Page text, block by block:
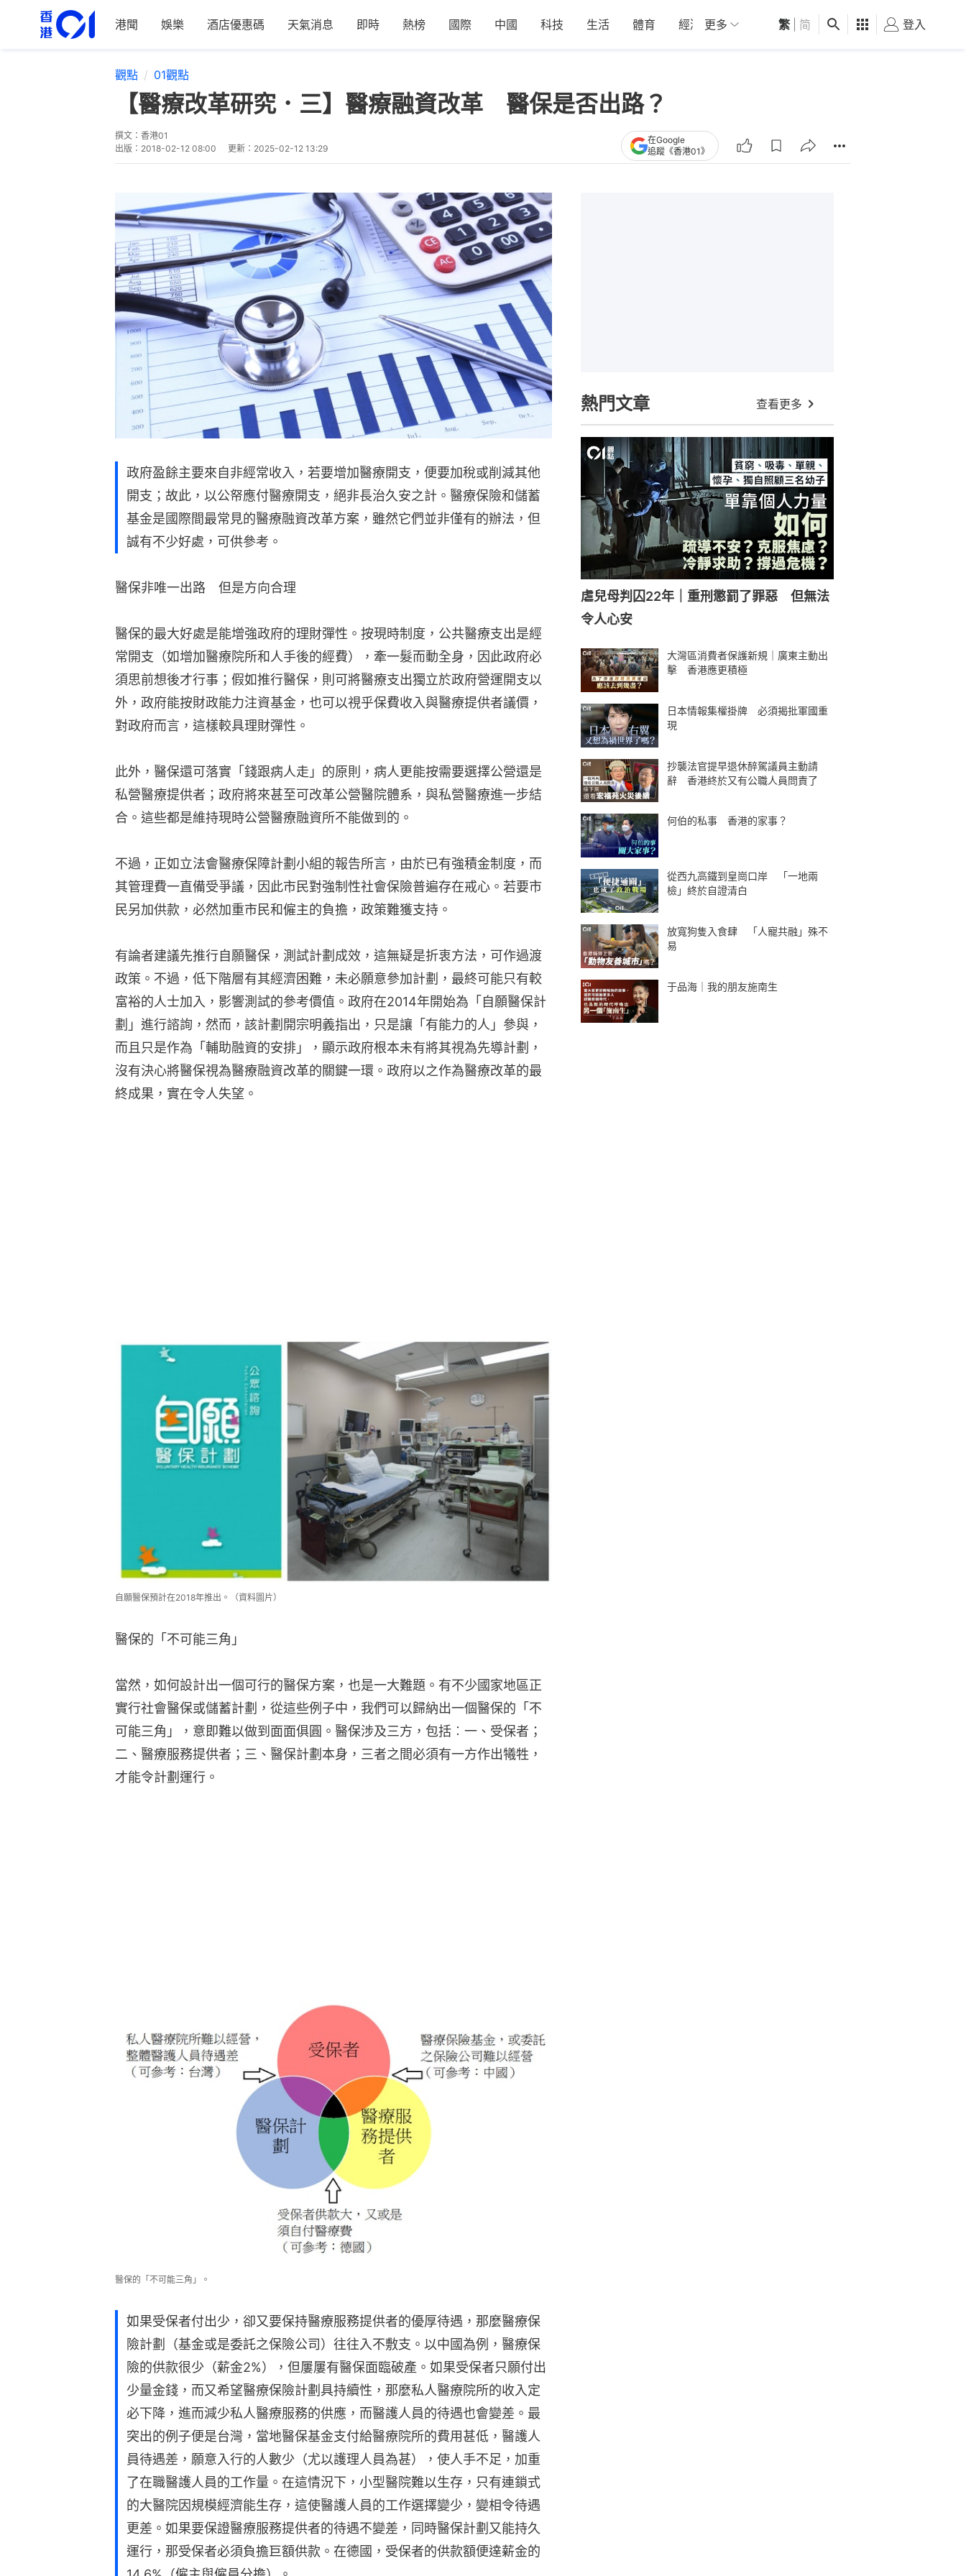
港聞 娛樂 酒店優惠碼 天氣消息 即時 熱榜 國際 中國 科技 生活 體育 經濟 01深圳 觀點 健康 好食玩飛
更多 繁 简 登入
觀點 01觀點
【醫療改革研究．三】醫療融資改革 醫保是否出路？
撰文： 香港01
出版： 2018-02-12 08:00 更新： 2025-02-12 13:29
在Google
追蹤《香港01》
政府盈餘主要來自非經常收入，若要增加醫療開支，便要加稅或削減其他
開支；故此，以公帑應付醫療開支，絕非長治久安之計。醫療保險和儲蓄
基金是國際間最常見的醫療融資改革方案，雖然它們並非僅有的辦法，但
誠有不少好處，可供參考。
醫保非唯一出路　但是方向合理
醫保的最大好處是能增強政府的理財彈性。按現時制度，公共醫療支出是經
常開支（如增加醫療院所和人手後的經費），牽一髮而動全身，因此政府必
須思前想後才行事；假如推行醫保，則可將醫療支出獨立於政府營運開支以
外，政府能按財政能力注資基金，也可以視乎保費收入與醫療提供者議價，
對政府而言，這樣較具理財彈性。
此外，醫保還可落實「錢跟病人走」的原則，病人更能按需要選擇公營還是
私營醫療提供者；政府將來甚至可改革公營醫院體系，與私營醫療進一步結
合。這些都是維持現時公營醫療融資所不能做到的。
不過，正如立法會醫療保障計劃小組的報告所言，由於已有強積金制度，而
其管理費一直備受爭議，因此市民對強制性社會保險普遍存在戒心。若要市
民另加供款，必然加重市民和僱主的負擔，政策難獲支持。
有論者建議先推行自願醫保，測試計劃成效，這無疑是折衷方法，可作過渡
政策。不過，低下階層有其經濟困難，未必願意參加計劃，最終可能只有較
富裕的人士加入，影響測試的參考價值。政府在2014年開始為「自願醫保計
劃」進行諮詢，然而，該計劃開宗明義指出，只是讓「有能力的人」參與，
而且只是作為「輔助融資的安排」，顯示政府根本未有將其視為先導計劃，
沒有決心將醫保視為醫療融資改革的關鍵一環。政府以之作為醫療改革的最
終成果，實在令人失望。
自願醫保預計在2018年推出。（資料圖片）
醫保的「不可能三角」
當然，如何設計出一個可行的醫保方案，也是一大難題。有不少國家地區正
實行社會醫保或儲蓄計劃，從這些例子中，我們可以歸納出一個醫保的「不
可能三角」，意即難以做到面面俱圓。醫保涉及三方，包括︰一、受保者；
二、醫療服務提供者；三、醫保計劃本身，三者之間必須有一方作出犧牲，
才能令計劃運行。
醫保的「不可能三角」。
如果受保者付出少，卻又要保持醫療服務提供者的優厚待遇，那麼醫療保
險計劃（基金或是委託之保險公司）往往入不敷支。以中國為例，醫療保
險的供款很少（薪金2%），但屢屢有醫保面臨破產。如果受保者只願付出
少量金錢，而又希望醫療保險計劃具持續性，那麼私人醫療院所的收入定
必下降，進而減少私人醫療服務的供應，而醫護人員的待遇也會變差。最
突出的例子便是台灣，當地醫保基金支付給醫療院所的費用甚低，醫護人
員待遇差，願意入行的人數少（尤以護理人員為甚），使人手不足，加重
了在職醫護人員的工作量。在這情況下，小型醫院難以生存，只有連鎖式
的大醫院因規模經濟能生存，這使醫護人員的工作選擇變少，變相令待遇
更差。如果要保證醫療服務提供者的待遇不變差，同時醫保計劃又能持久
運行，那受保者必須負擔巨額供款。在德國，受保者的供款額便達薪金的
熱門文章 查看更多
虐兒母判囚22年｜重刑懲罰了罪惡 但無法
令人心安
大灣區消費者保護新規｜廣東主動出
擊 香港應更積極
日本情報集權掛牌 必須揭批軍國重
現
抄襲法官提早退休醉駕議員主動請
辭 香港終於又有公職人員問責了
何伯的私事 香港的家事？
從西九高鐵到皇崗口岸 「一地兩
檢」終於自證清白
放寬狗隻入食肆 「人寵共融」殊不
易
于品海｜我的朋友施南生